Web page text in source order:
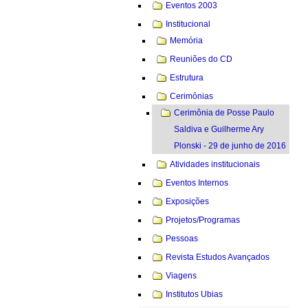
Eventos 2003
Institucional
Memória
Reuniões do CD
Estrutura
Cerimônias
Cerimônia de Posse Paulo
Saldiva e Guilherme Ary
Plonski - 29 de junho de 2016
Atividades institucionais
Eventos Internos
Exposições
Projetos/Programas
Pessoas
Revista Estudos Avançados
Viagens
Institutos Ubias